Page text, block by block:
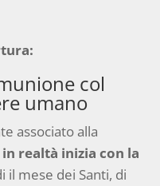
col
umano
associato alla
in realtà inizia con la
il mese dei Santi, di